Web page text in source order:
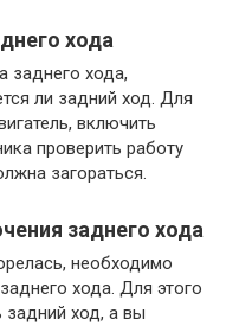
хода
заднего хода,
ли задний ход. Для
включить
проверить работу
загораться.
заднего хода
необходимо
хода. Для этого
ход, а вы